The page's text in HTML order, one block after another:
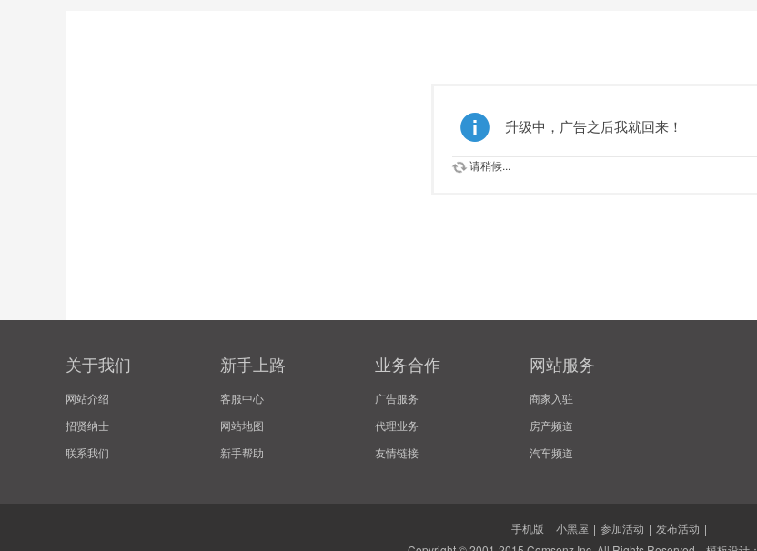
升级中，广告之后我就回来！
请稍候...
关于我们
网站介绍
招贤纳士
联系我们
新手上路
客服中心
网站地图
新手帮助
业务合作
广告服务
代理业务
友情链接
网站服务
商家入驻
房产频道
汽车频道
手机版 | 小黑屋 | 参加活动 | 发布活动 |